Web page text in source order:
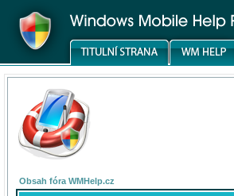
Obsah fóra WMHelp.cz